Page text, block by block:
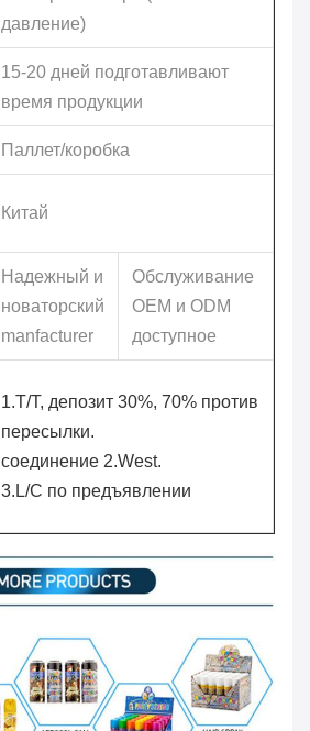
давление)
15-20 дней подготавливают
время продукции
Паллет/коробка
Китай
Надежный и
новаторский
manfacturer
Обслуживание
OEM и ODM
доступное
1.T/T, депозит 30%, 70% против
пересылки.
соединение 2.West.
3.L/C по предъявлении